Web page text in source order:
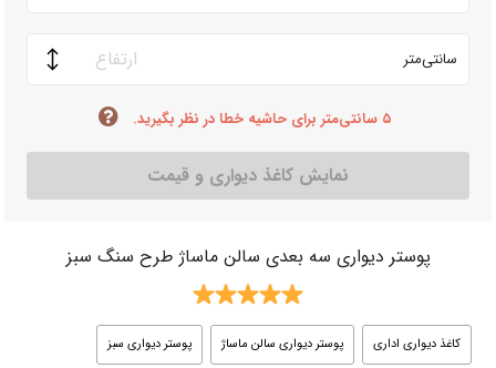
سانتی‌متر
۵ سانتی‌متر برای حاشیه خطا در نظر بگیرید.
نمایش کاغذ دیواری و قیمت
پوستر دیواری سه بعدی سالن ماساژ طرح سنگ سبز
کاغذ دیواری اداری پوستر دیواری سالن ماساژ پوستر دیواری سبز